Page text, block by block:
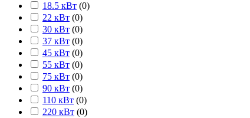
18.5 кВт (0)
22 кВт (0)
30 кВт (0)
37 кВт (0)
45 кВт (0)
55 кВт (0)
75 кВт (0)
90 кВт (0)
110 кВт (0)
220 кВт (0)